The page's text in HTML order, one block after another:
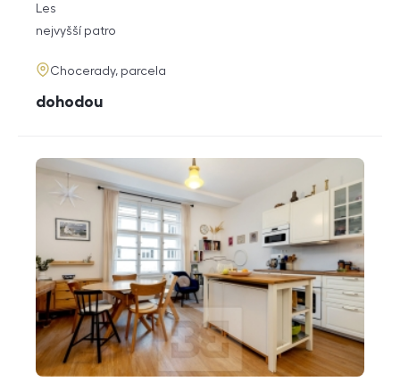
rozměry
dispozice
Les
funkce
nejvyšší patro
adresa
Chocerady, parcela
cena
dohodou